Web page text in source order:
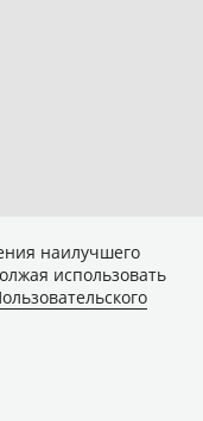
наилучшего
использовать